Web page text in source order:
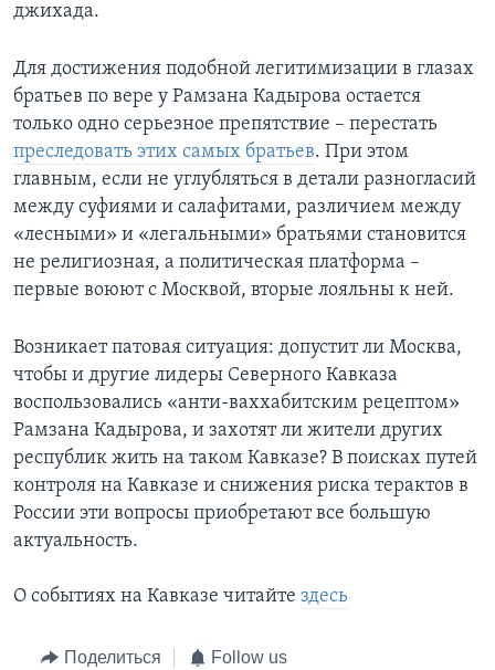
джихада.
Для достижения подобной легитимизации в глазах
братьев по вере у Рамзана Кадырова остается
только одно серьезное препятствие – перестать
преследовать этих самых братьев. При этом
главным, если не углубляться в детали разногласий
между суфиями и салафитами, различием между
«лесными» и «легальными» братьями становится
не религиозная, а политическая платформа –
первые воюют с Москвой, вторые лояльны к ней.
Возникает патовая ситуация: допустит ли Москва,
чтобы и другие лидеры Северного Кавказа
воспользовались «анти-ваххабитским рецептом»
Рамзана Кадырова, и захотят ли жители других
республик жить на таком Кавказе? В поисках путей
контроля на Кавказе и снижения риска терактов в
России эти вопросы приобретают все большую
актуальность.
О событиях на Кавказе читайте здесь
Поделиться Follow us